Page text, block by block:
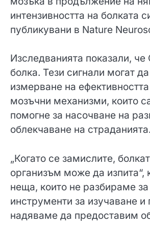
интензивността на болката
публикувани в Nature
Изследванията показали,
болка. Тези сигнали могат
измерване на
мозъчни механизми, които
помогне за насочване на
облекчаване на страданията.
„Когато се замислите,
организъм може да
неща, които не разбираме
инструменти за изучаване
надяваме да предоставим